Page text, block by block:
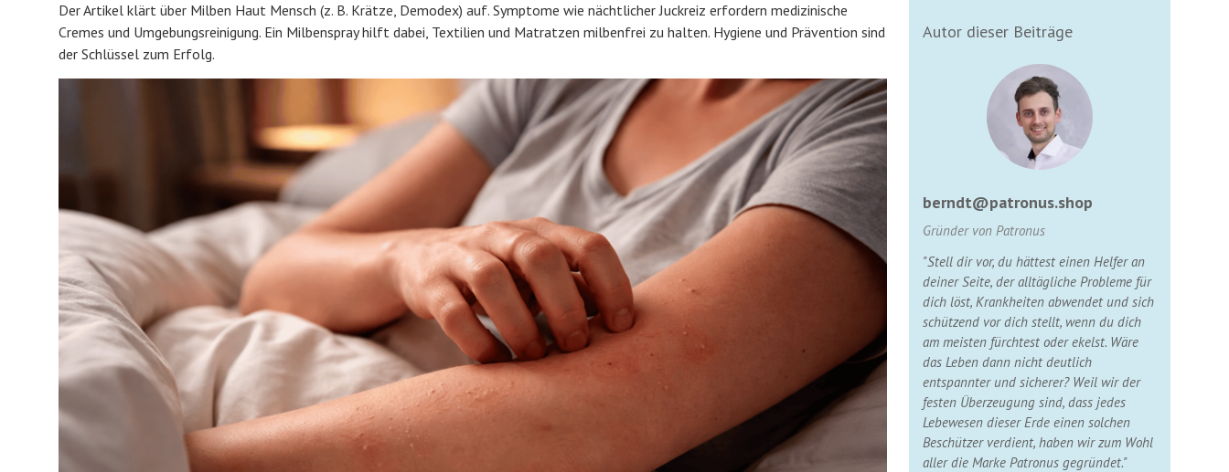
Der Artikel klärt über Milben Haut Mensch (z. B. Krätze, Demodex) auf. Symptome wie nächtlicher Juckreiz erfordern medizinische
Cremes und Umgebungsreinigung. Ein Milbenspray hilft dabei, Textilien und Matratzen milbenfrei zu halten. Hygiene und Prävention sind
der Schlüssel zum Erfolg.
Autor dieser Beiträge
berndt@patronus.shop
Gründer von Patronus
"Stell dir vor, du hättest einen Helfer an
deiner Seite, der alltägliche Probleme für
dich löst, Krankheiten abwendet und sich
schützend vor dich stellt, wenn du dich
am meisten fürchtest oder ekelst. Wäre
das Leben dann nicht deutlich
entspannter und sicherer? Weil wir der
festen Überzeugung sind, dass jedes
Lebewesen dieser Erde einen solchen
Beschützer verdient, haben wir zum Wohl
aller die Marke Patronus gegründet."